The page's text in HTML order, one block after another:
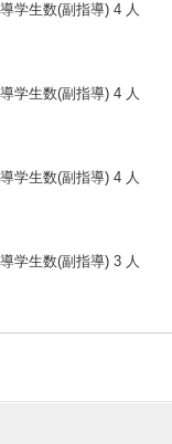
学生数(副指導) 4 人
学生数(副指導) 4 人
学生数(副指導) 4 人
学生数(副指導) 3 人